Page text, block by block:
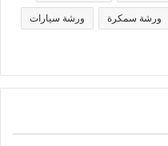
ورشة سمكرة ورشة سيارات